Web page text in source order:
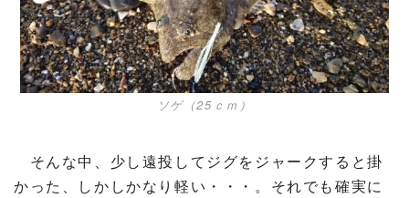
ソゲ（25ｃｍ）
そんな中、少し遠投してジグをジャークすると掛
かった、しかしかなり軽い・・・。それでも確実に